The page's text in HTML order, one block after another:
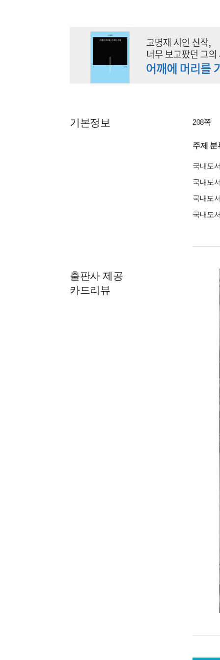
기본정보 208쪽
주제 분
국내도
국내도
국내도
국내도
출판사 제공
카드리뷰